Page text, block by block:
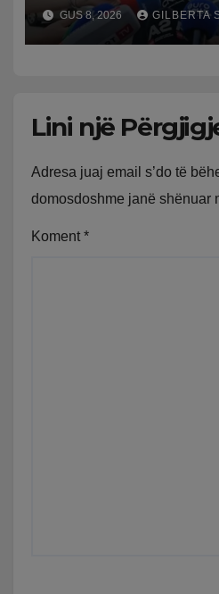
kallashnikov nga
fëmijërisë, zv.
Hetimit: Kishin
GUS 8, 2026 GILBERTA
Lini një
Adresa juaj email s’do të
domosdoshme janë shënuar
Koment*